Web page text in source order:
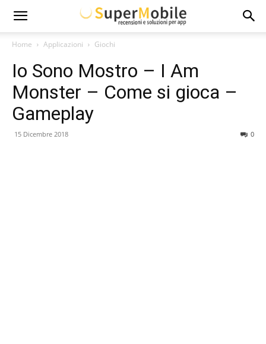
Super
Mobile
Home Applicazioni Giochi
Io Sono Mostro – I Am
Monster – Come si gioca –
Gameplay
15 Dicembre 2018 0